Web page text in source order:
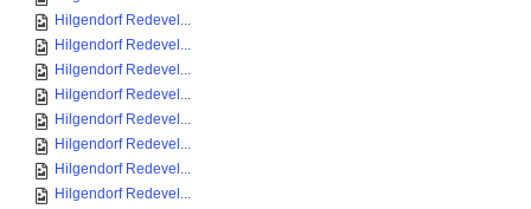
Hilgendorf Redevel...
Hilgendorf Redevel...
Hilgendorf Redevel...
Hilgendorf Redevel...
Hilgendorf Redevel...
Hilgendorf Redevel...
Hilgendorf Redevel...
Hilgendorf Redevel...